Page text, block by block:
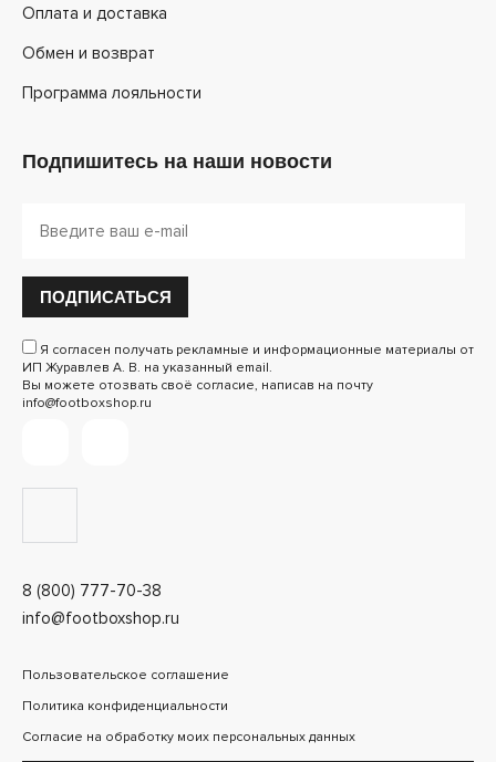
8 (800) 777-70-38
info@footboxshop.ru
Оплата и доставка
Обмен и возврат
Программа лояльности
Подпишитесь на наши новости
ПОДПИСАТЬСЯ
Я согласен получать рекламные и информационные материалы от
ИП Журавлев А. В. на указанный email.
Вы можете отозвать своё согласие, написав на почту
info@footboxshop.ru
Пользовательское соглашение
Политика конфиденциальности
Согласие на обработку моих персональных данных